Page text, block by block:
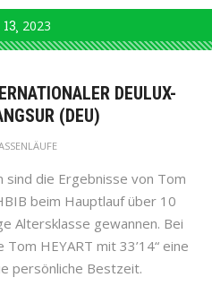
13 2023
DEULUX-
(DEU)
die Ergebnisse von Tom
beim Hauptlauf über 10
Altersklasse gewannen. Bei
HEYART mit 33’14“ eine
persönliche Bestzeit.